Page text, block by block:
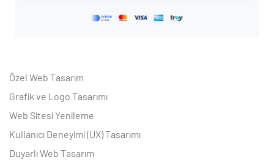
Özel Web Tasarım
Grafik ve Logo Tasarımı
Web Sitesi Yenileme
Kullanıcı Deneyimi (UX) Tasarımı
Duyarlı Web Tasarım